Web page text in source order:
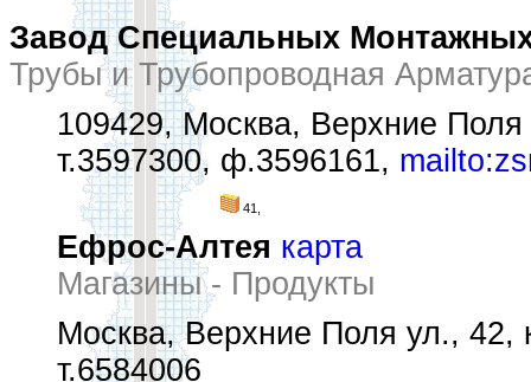
Завод Специальных
Трубы и Трубопроводная
109429, Москва, Верхние Поля
т.3597300, ф.3596161,
41,
Ефрос-Алтея карта
Магазины - Продукты
Москва, Верхние Поля ул., 42,
т.6584006